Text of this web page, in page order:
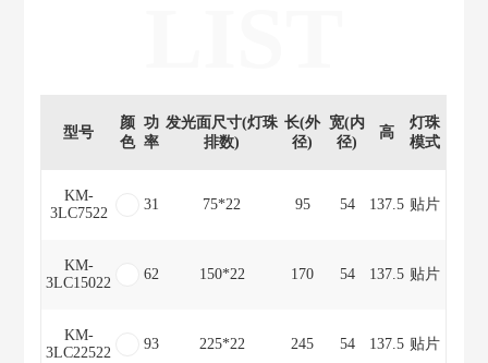
型号
颜
色
功
率
发光面尺寸(灯珠
排数)
长(外
径)
宽(内
径)
高
灯珠
模式
KM-
3LC7522
31 75*22 95 54 137.5 贴片
KM-
3LC15022
62 150*22 170 54 137.5 贴片
KM-
3LC22522
93 225*22 245 54 137.5 贴片